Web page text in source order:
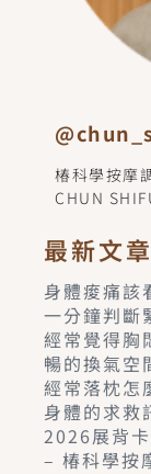
椿科學按摩
CHUN
最新文章
身體痠痛該
一分鐘判斷
經常覺得胸
暢的換氣空
經常落枕怎
身體的求救
2026展背
– 椿科學按